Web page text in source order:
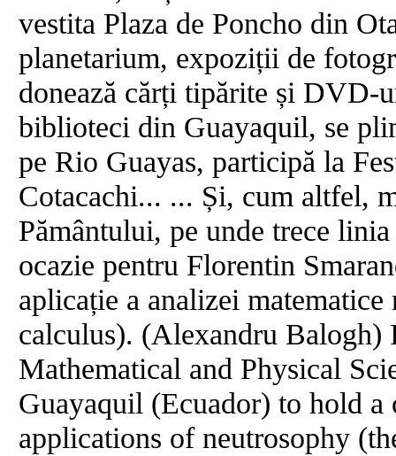
vestita Plaza de Poncho din
planetarium, expoziții de
donează cărți tipărite și DVD-
biblioteci din Guayaquil, se
pe Rio Guayas, participă la
Cotacachi... ... Și, cum altfel,
Pământului, pe unde trece
ocazie pentru Florentin
aplicație a analizei
calculus). (Alexandru
Mathematical and Physical
Guayaquil (Ecuador) to hold a
applications of neutrosophy